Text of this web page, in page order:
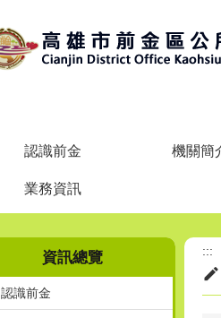
認識前金 機關簡
業務資訊
資訊總覽
認識前金
:::